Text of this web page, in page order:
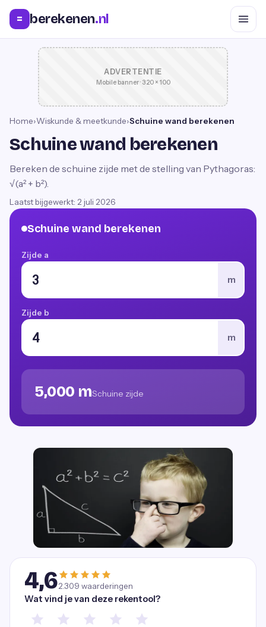
= berekenen.nl
ADVERTENTIE
Mobile banner · 320 × 100
Home›Wiskunde & meetkunde›Schuine wand berekenen
Schuine wand berekenen
Bereken de schuine zijde met de stelling van Pythagoras:
√(a² + b²).
Laatst bijgewerkt: 2 juli 2026
Schuine wand berekenen
Zijde a
m
Zijde b
m
5,000 mSchuine zijde
4,62.309 waarderingen
Wat vind je van deze rekentool?